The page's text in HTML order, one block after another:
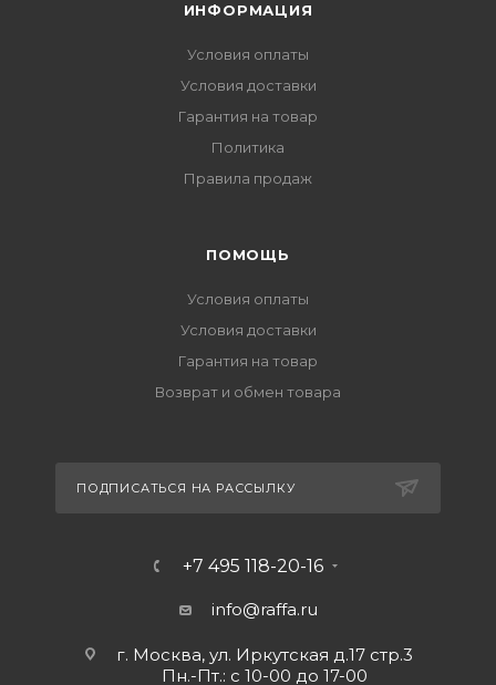
ИНФОРМАЦИЯ
Условия оплаты
Условия доставки
Гарантия на товар
Политика
Правила продаж
ПОМОЩЬ
Условия оплаты
Условия доставки
Гарантия на товар
Возврат и обмен товара
ПОДПИСАТЬСЯ НА РАССЫЛКУ
+7 495 118-20-16
info@raffa.ru
г. Москва, ул. Иркутская д.17 стр.3
Пн.-Пт.: с 10-00 до 17-00